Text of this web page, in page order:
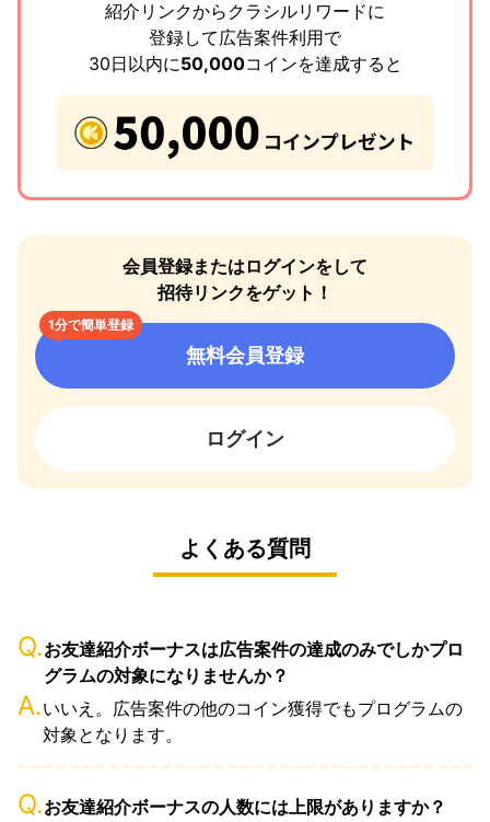
紹介リンクからクラシルリワードに
登録して広告案件利用で
30日以内に50,000コインを達成すると
会員登録またはログインをして
招待リンクをゲット！
1分で簡単登録
無料会員登録
ログイン
よくある質問
Q.お友達紹介ボーナスは広告案件の達成のみでしかプロ
グラムの対象になりませんか？
A.いいえ。広告案件の他のコイン獲得でもプログラムの
対象となります。
Q.お友達紹介ボーナスの人数には上限がありますか？